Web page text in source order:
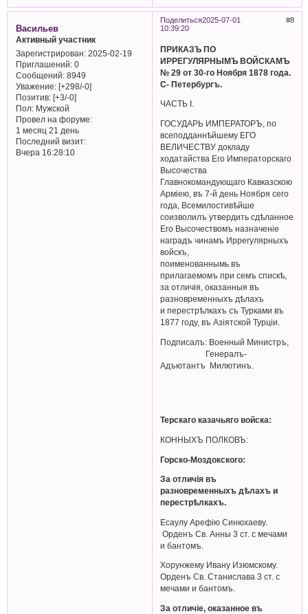
Поделиться 8
2025-07-01
10:39:20
Васильев
Активный участник
Зарегистрирован: 2025-02-19
Приглашений:0
Сообщений:8949
Уважение: [+298/-0]
Позитив: [+3/-0]
Пол:Мужской
Провел на форуме:
1 месяц 21 день
Последний визит:
Вчера 16:28:10
ПРИКАЗЪ ПО
ИРРЕГУЛЯРНЫМЪ ВОЙСКАМЪ
№ 29 от 30-го Ноября 1878 года.
С- Петербургъ.
ЧАСТЬ I.
ГОСУДАРЬ ИМПЕРАТОРЪ, по
всеподданнѣйшему ЕГО
ВЕЛИЧЕСТВУ докладу
ходатайства Его Императорскаго
Высочества
Главнокомандующаго Кавказскою
Арміею, въ 7-й день Ноября сего
года, Всемилостивѣйше
соизволилъ утвердить сдѣланное
Его Высочествомъ назначеніе
наградъ чинамъ Иррегулярныхъ
войскъ,
поименованнымь въ
прилагаемомъ при семъ спискѣ,
за отличія, оказанныя въ
разновременныхъ дѣлахъ
и перестрѣлкахъ съ Турками въ
1877 году, въ Азіятской Турціи.
Подписалъ: Военный Министръ,
Генералъ-
Адъютантъ Милютинъ.
Терскаго казачьяго войска:
КОННЫХЪ ПОЛКОВЪ:
Горско-Моздокского:
За отличія въ
разновременныхъ дѣлахъ и
перестрѣлкахъ.
Есаулу Арефiю Синюхаеву.
Орденъ Св. Анны 3 ст. с мечами
и бантомъ.
Хорунжему Ивану Изюмскому.
Орденъ Св. Станислава 3 ст. с
мечами и бантомъ.
За отличіе, оказанное въ